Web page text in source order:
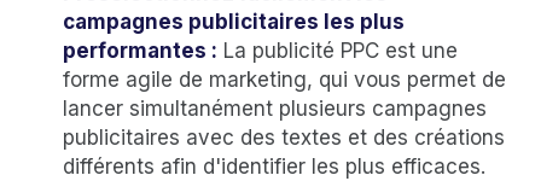
campagnes publicitaires les plus
performantes : La publicité PPC est une
forme agile de marketing, qui vous permet de
lancer simultanément plusieurs campagnes
publicitaires avec des textes et des créations
différents afin d'identifier les plus efficaces.